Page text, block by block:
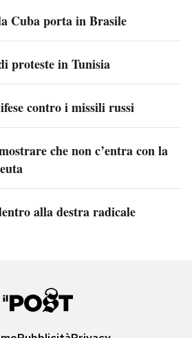
Cuba porta in Brasile
proteste in Tunisia
contro i missili russi
che non c’entra con la
alla destra radicale